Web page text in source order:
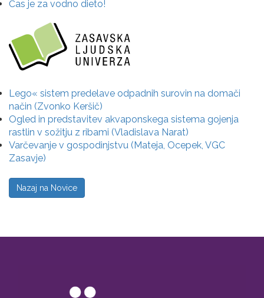
Čas je za vodno dieto!
Lego« sistem predelave odpadnih surovin na domači
način (Zvonko Keršič)
Ogled in predstavitev akvaponskega sistema gojenja
rastlin v sožitju z ribami (Vladislava Narat)
Varčevanje v gospodinjstvu (Mateja, Ocepek, VGC
Zasavje)
Nazaj na Novice